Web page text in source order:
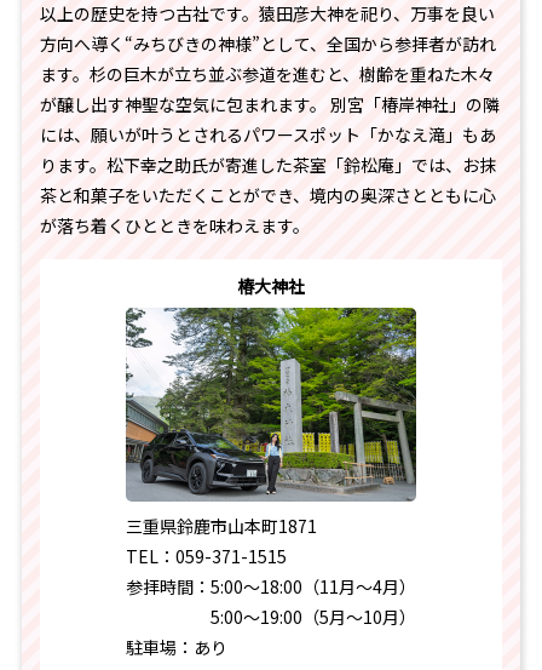
以上の歴史を持つ古社です。猿田彦大神を祀り、万事を良い
方向へ導く“みちびきの神様”として、全国から参拝者が訪れ
ます。杉の巨木が立ち並ぶ参道を進むと、樹齢を重ねた木々
が醸し出す神聖な空気に包まれます。 別宮「椿岸神社」の隣
には、願いが叶うとされるパワースポット「かなえ滝」もあ
ります。松下幸之助氏が寄進した茶室「鈴松庵」では、お抹
茶と和菓子をいただくことができ、境内の奥深さとともに心
が落ち着くひとときを味わえます。
椿大神社
三重県鈴鹿市山本町1871
TEL： 059-371-1515
参拝時間：5:00～18:00（11月～4月）
5:00～19:00（5月～10月）
駐車場：あり